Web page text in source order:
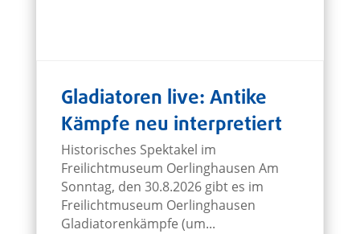
Gladiatoren live: Antike
Kämpfe neu interpretiert
Historisches Spektakel im
Freilichtmuseum Oerlinghausen Am
Sonntag, den 30.8.2026 gibt es im
Freilichtmuseum Oerlinghausen
Gladiatorenkämpfe (um...